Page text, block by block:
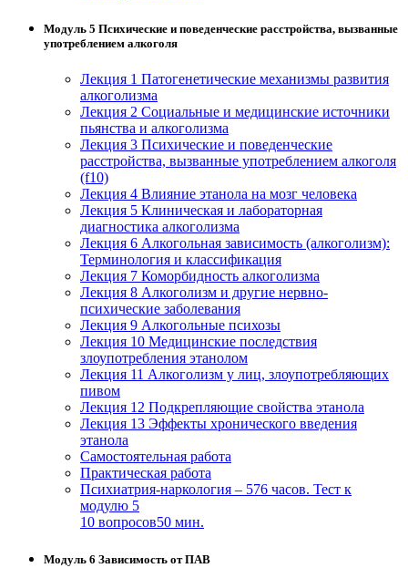
Модуль 5 Психические и поведенческие расстройства, вызванные
употреблением алкоголя
Лекция 1 Патогенетические механизмы развития
алкоголизма
Лекция 2 Социальные и медицинские источники
пьянства и алкоголизма
Лекция 3 Психические и поведенческие
расстройства, вызванные употреблением алкоголя
(f10)
Лекция 4 Влияние этанола на мозг человека
Лекция 5 Клиническая и лабораторная
диагностика алкоголизма
Лекция 6 Алкогольная зависимость (алкоголизм):
Терминология и классификация
Лекция 7 Коморбидность алкоголизма
Лекция 8 Алкоголизм и другие нервно-
психические заболевания
Лекция 9 Алкогольные психозы
Лекция 10 Медицинские последствия
злоупотребления этанолом
Лекция 11 Алкоголизм у лиц, злоупотребляющих
пивом
Лекция 12 Подкрепляющие свойства этанола
Лекция 13 Эффекты хронического введения
этанола
Самостоятельная работа
Практическая работа
Психиатрия-наркология – 576 часов. Тест к
модулю 5
10 вопросов50 мин.
Модуль 6 Зависимость от ПАВ